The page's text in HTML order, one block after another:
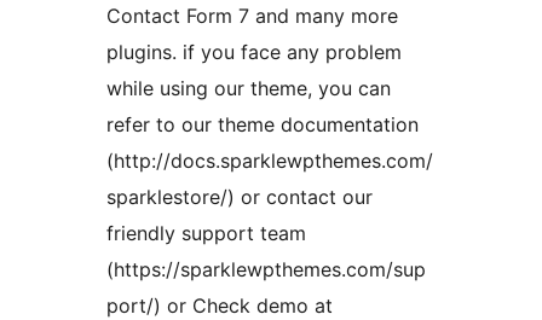
Contact Form 7 and many more
plugins. if you face any problem
while using our theme, you can
refer to our theme documentation
(http://docs.sparklewpthemes.com/
sparklestore/) or contact our
friendly support team
(https://sparklewpthemes.com/sup
port/) or Check demo at